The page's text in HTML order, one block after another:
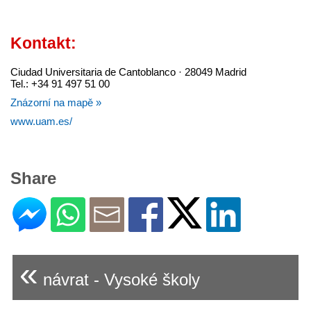
Kontakt:
Ciudad Universitaria de Cantoblanco · 28049 Madrid
Tel.: +34 91 497 51 00
Znázorní na mapě »
www.uam.es/
Share
« návrat - Vysoké školy